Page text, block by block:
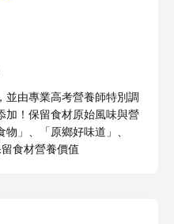
並由專業高考營養師特別調
加！保留食材原始風味與營
」、「原鄉好味道」、
食材營養價值